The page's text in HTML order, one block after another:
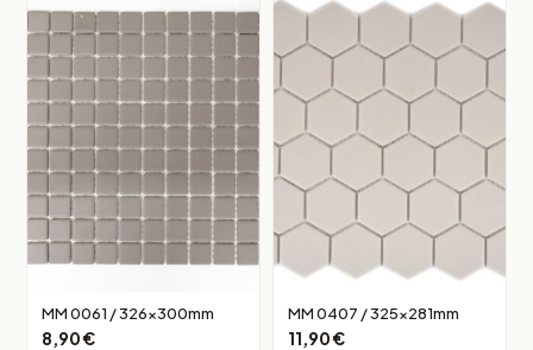
MM 0061 / 326x300mm
8,90€
MM 0407 / 325x281mm
11,90€